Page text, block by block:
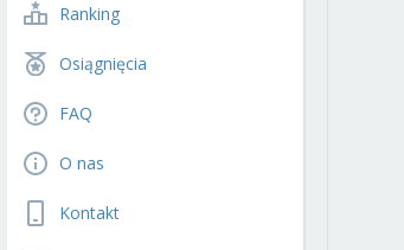
Ranking
Osiągnięcia
FAQ
O nas
Kontakt